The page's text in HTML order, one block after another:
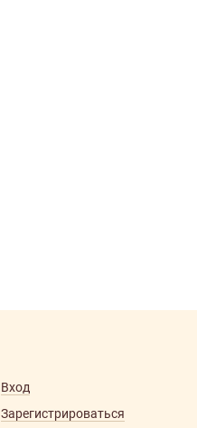
Вход
Зарегистрироваться